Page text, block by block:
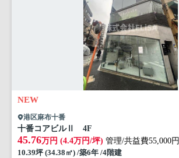
NEW
港区麻布十番
十番コアビルⅡ 4F
45.76万円 (4.4万円/坪) 管理/共益費55,000円
10.39坪 (34.38㎡) /築6年 /4階建